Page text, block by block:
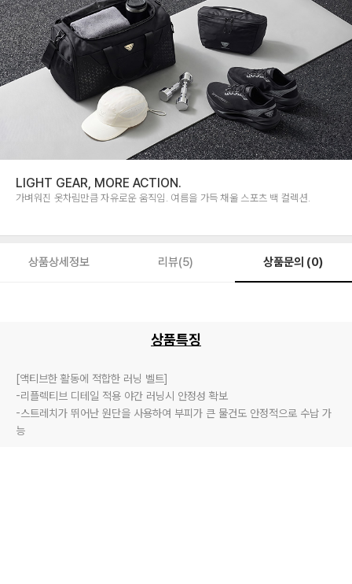
LIGHT GEAR, MORE ACTION.
가벼워진 옷차림만큼 자유로운 움직임. 여름을 가득 채울 스포츠 백 컬렉션.
상품상세정보 리뷰(5) 상품문의 (0)
상품특징
[액티브한 활동에 적합한 러닝 벨트]
-리플렉티브 디테일 적용 야간 러닝시 안정성 확보
-스트레치가 뛰어난 원단을 사용하여 부피가 큰 물건도 안정적으로 수납 가
능